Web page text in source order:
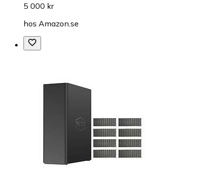
5 000 kr
hos Amazon.se